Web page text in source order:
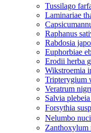
Tussilago
Laminariae
Raphanus
Rabdosia
Euphorbiae
Erodii herba
Wikstroemia
Tripterygium
Veratrum
Salvia
Forsythia
Nelumbo